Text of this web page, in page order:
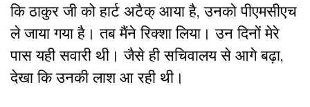
कि ठाकुर जी को हार्ट अटैक् आया है, उनको पीएमसीएच
ले जाया गया है। तब मैंने रिक्शा लिया। उन दिनों मेरे
पास यही सवारी थी। जैसे ही सचिवालय से आगे बढ़ा,
देखा कि उनकी लाश आ रही थी।